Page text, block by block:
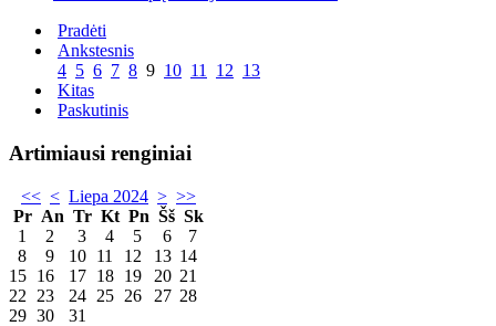
Pradėti
Ankstesnis
4 5 6 7 8 9 10 11 12 13
Kitas
Paskutinis
Artimiausi renginiai
<< < Liepa 2024 > >>
Pr An Tr Kt Pn Šš Sk
1
2 3 4 5 6
7
8
9 10 11 12 13 14
15 16 17 18 19 20 21
22
23 24 25 26 27 28
29 30 31